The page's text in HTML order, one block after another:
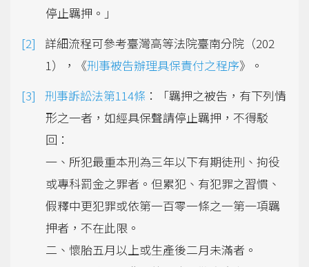
停止羈押。」
詳細流程可參考臺灣高等法院臺南分院（202
1），《刑事被告辦理具保責付之程序》。
刑事訴訟法第114條 ：「羈押之被告，有下列情
形之一者，如經具保聲請停止羈押，不得駁
回：
一、所犯最重本刑為三年以下有期徒刑、拘役
或專科罰金之罪者。但累犯、有犯罪之習慣、
假釋中更犯罪或依第一百零一條之一第一項羈
押者，不在此限。
二、懷胎五月以上或生產後二月未滿者。